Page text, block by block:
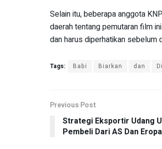
Selain itu, beberapa anggota
daerah tentang pemutaran film
dan harus diperhatikan sebelum
Tags: Babi Biarkan dan
Previous Post
Strategi Eksportir Udang
Pembeli Dari AS Dan